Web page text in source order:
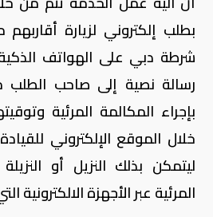
بطلب إلكتروني لزيارة أقاربهم
شرطة دبي على الهواتف
رسالة نصية إلى صاحب الطلب
بإجراء المكالمة المرئية
خلال الموقع الإلكتروني
ليتمكن بذلك النزيل أو
المرئية عبر الأجهزة الالكترونية